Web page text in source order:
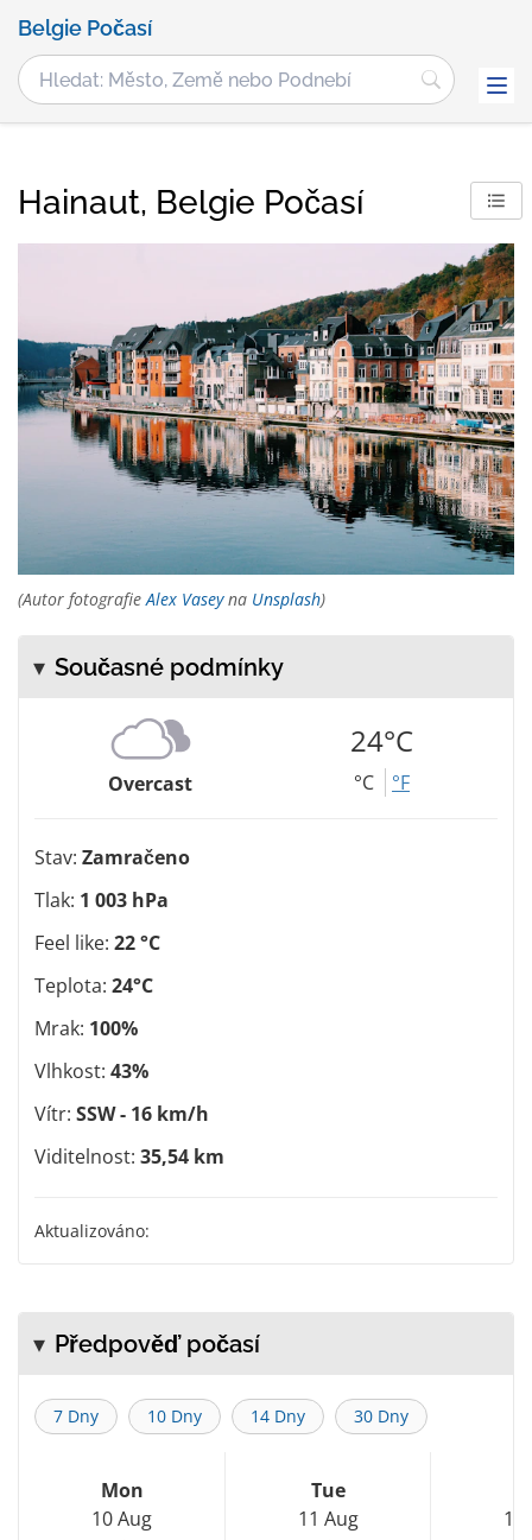
Belgie Počasí
Hainaut, Belgie Počasí
(Autor fotografie Alex Vaseyna Unsplash)
Současné podmínky
Overcast
24°C
°C °F
Stav: Zamračeno
Tlak: 1 003 hPa
Feel like: 22 °C
Teplota: 24°C
Mrak: 100%
Vlhkost: 43%
Vítr: SSW - 16 km/h
Viditelnost: 35,54 km
Aktualizováno:
Předpověď počasí
7 Dny 10 Dny 14 Dny 30 Dny
Mon
10 Aug
Tue
11 Aug
12